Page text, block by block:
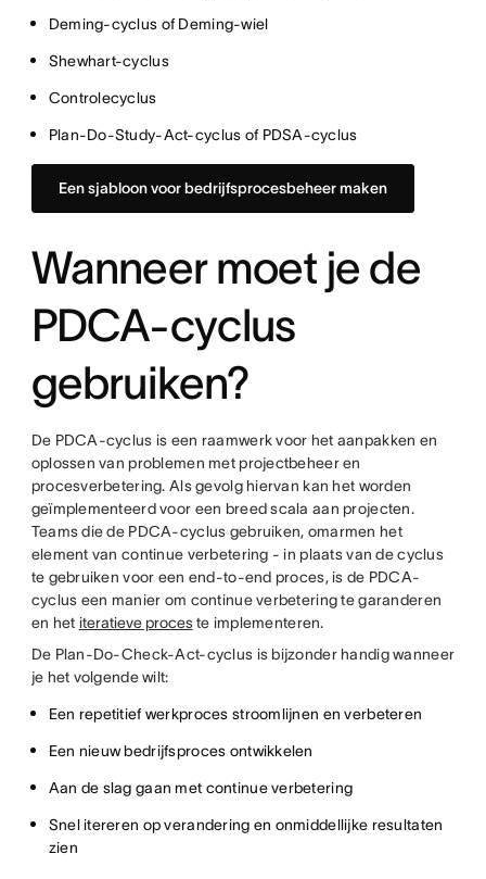
Deming-cyclus of Deming-wiel
Shewhart-cyclus
Controlecyclus
Plan-Do-Study-Act-cyclus of PDSA-cyclus
Een sjabloon voor bedrijfsprocesbeheer maken
Wanneer moet je de
PDCA-cyclus
gebruiken?
De PDCA-cyclus is een raamwerk voor het aanpakken en
oplossen van problemen met projectbeheer en
procesverbetering. Als gevolg hiervan kan het worden
geïmplementeerd voor een breed scala aan projecten.
Teams die de PDCA-cyclus gebruiken, omarmen het
element van continue verbetering - in plaats van de cyclus
te gebruiken voor een end-to-end proces, is de PDCA-
cyclus een manier om continue verbetering te garanderen
en het iteratieve proceste implementeren.
De Plan-Do-Check-Act-cyclus is bijzonder handig wanneer
je het volgende wilt:
Een repetitief werkproces stroomlijnen en verbeteren
Een nieuw bedrijfsproces ontwikkelen
Aan de slag gaan met continue verbetering
Snel itereren op verandering en onmiddellijke resultaten
zien